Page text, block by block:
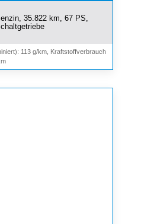
35.822 km, 67 PS,
113 g/km, Kraftstoffverbrauch